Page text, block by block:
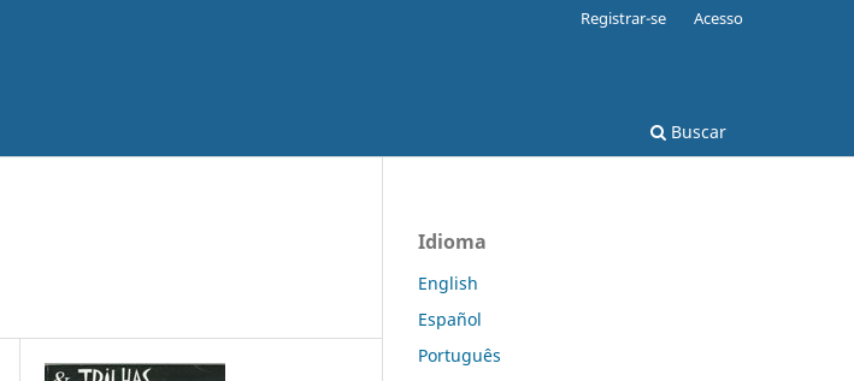
Buscar
Registrar-se Acesso
Idioma
English
Español
Português